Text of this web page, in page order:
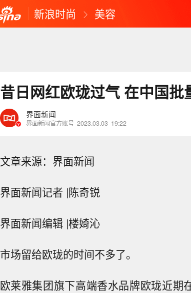
新浪时尚 美容
昔日网红欧珑过气 在中国批
界面新闻
界面新闻官方账号 2023.03.03 19:22
文章来源：界面新闻
界面新闻记者 |陈奇锐
界面新闻编辑 |楼婍沁
市场留给欧珑的时间不多了。
欧莱雅集团旗下高端香水品牌欧珑近期